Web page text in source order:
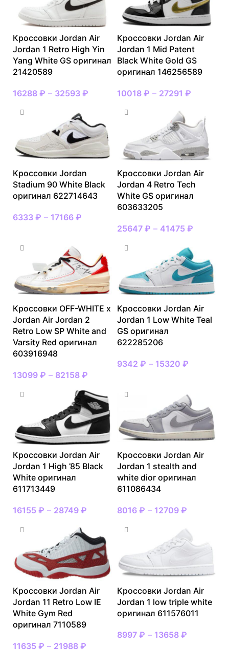
Кроссовки Jordan Air
Jordan 1 Retro High Yin
Yang White GS оригинал
21420589
16288 ₽ – 32593 ₽
Кроссовки Jordan Air
Jordan 1 Mid Patent
Black White Gold GS
оригинал 146256589
10018 ₽ – 27291 ₽
Кроссовки Jordan
Stadium 90 White Black
оригинал 622714643
6333 ₽ – 17166 ₽
Кроссовки Jordan Air
Jordan 4 Retro Tech
White GS оригинал
603633205
25647 ₽ – 41475 ₽
Кроссовки OFF-WHITE x
Jordan Air Jordan 2
Retro Low SP White and
Varsity Red оригинал
603916948
13099 ₽ – 82158 ₽
Кроссовки Jordan Air
Jordan 1 Low White Teal
GS оригинал
622285206
9342 ₽ – 15320 ₽
Кроссовки Jordan Air
Jordan 1 High ’85 Black
White оригинал
611713449
16155 ₽ – 28749 ₽
Кроссовки Jordan Air
Jordan 1 stealth and
white dior оригинал
611086434
8016 ₽ – 12709 ₽
Кроссовки Jordan Air
Jordan 11 Retro Low IE
White Gym Red
оригинал 7110589
11635 ₽ – 21988 ₽
Кроссовки Jordan Air
Jordan 1 low triple white
оригинал 611576011
8997 ₽ – 13658 ₽